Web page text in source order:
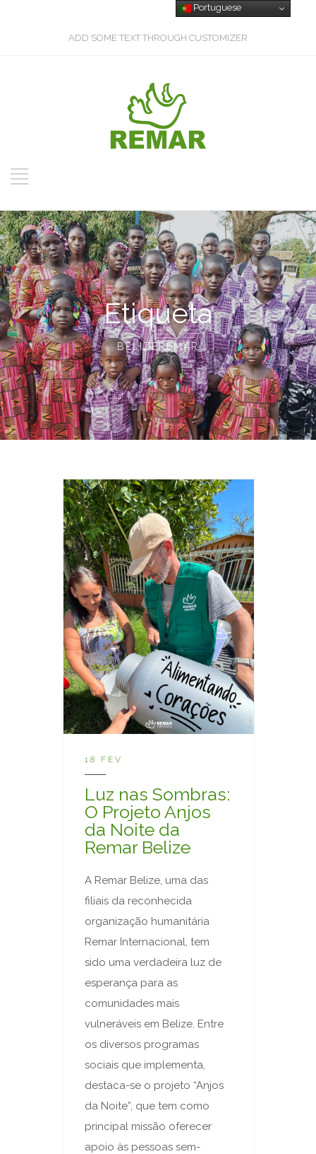
ADD SOME TEXT THROUGH CUSTOMIZER
Etiqueta
BELIZEREMAR
18 FEV
Luz nas Sombras:
O Projeto Anjos
da Noite da
Remar Belize
A Remar Belize, uma das
filiais da reconhecida
organização humanitária
Remar Internacional, tem
sido uma verdadeira luz de
esperança para as
comunidades mais
vulneráveis em Belize. Entre
os diversos programas
sociais que implementa,
destaca-se o projeto “Anjos
da Noite”, que tem como
principal missão oferecer
apoio às pessoas sem-
Portuguese